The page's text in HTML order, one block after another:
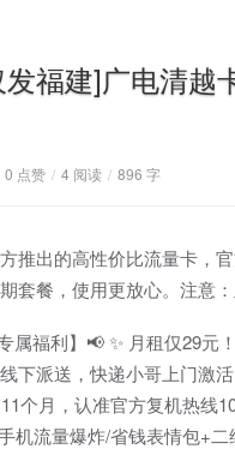
福建]广电清越
0 点赞 / 4 阅读 / 896 字
推出的高性价比流量卡，
套餐，使用更放心。注意
属福利】📢 ✨ 月租仅29
下派送，快递小哥上门激
个月，认准官方复机热线
机流量爆炸/省钱表情包+二